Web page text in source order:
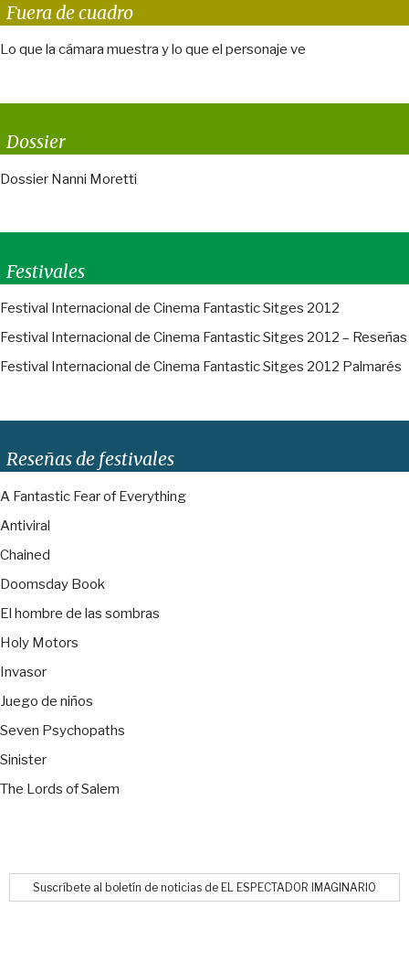
Fuera de cuadro
Lo que la cámara muestra y lo que el personaje ve
Dossier
Dossier Nanni Moretti
Festivales
Festival Internacional de Cinema Fantastic Sitges 2012
Festival Internacional de Cinema Fantastic Sitges 2012 – Reseñas
Festival Internacional de Cinema Fantastic Sitges 2012 Palmarés
Reseñas de festivales
A Fantastic Fear of Everything
Antiviral
Chained
Doomsday Book
El hombre de las sombras
Holy Motors
Invasor
Juego de niños
Seven Psychopaths
Sinister
The Lords of Salem
Suscríbete al boletín de noticias de EL ESPECTADOR IMAGINARIO